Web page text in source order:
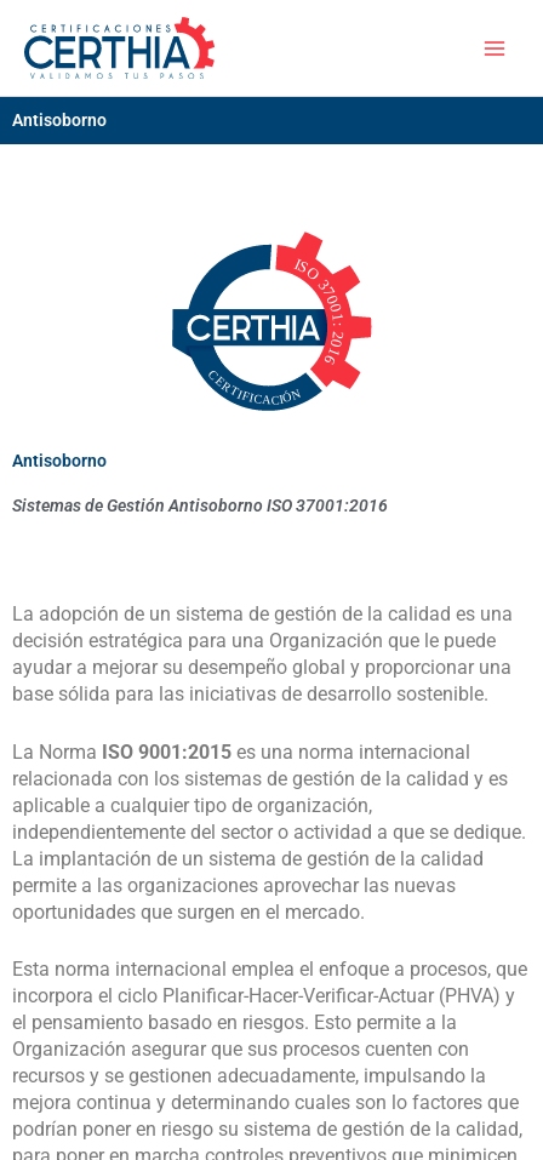
content
Antisoborno
Antisoborno
Sistemas de Gestión Antisoborno ISO 37001:2016
La adopción de un sistema de gestión de la calidad es una
decisión estratégica para una Organización que le puede
ayudar a mejorar su desempeño global y proporcionar una
base sólida para las iniciativas de desarrollo sostenible.
La Norma ISO 9001:2015 es una norma internacional
relacionada con los sistemas de gestión de la calidad y es
aplicable a cualquier tipo de organización,
independientemente del sector o actividad a que se dedique.
La implantación de un sistema de gestión de la calidad
permite a las organizaciones aprovechar las nuevas
oportunidades que surgen en el mercado.
Esta norma internacional emplea el enfoque a procesos, que
incorpora el ciclo Planificar-Hacer-Verificar-Actuar (PHVA) y
el pensamiento basado en riesgos. Esto permite a la
Organización asegurar que sus procesos cuenten con
recursos y se gestionen adecuadamente, impulsando la
mejora continua y determinando cuales son lo factores que
podrían poner en riesgo su sistema de gestión de la calidad,